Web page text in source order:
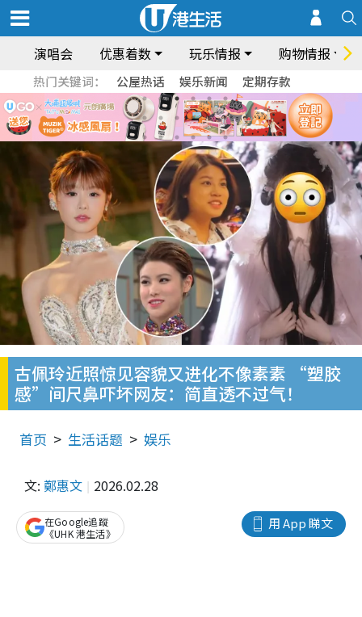
演唱会 优惠着数 玩乐情报 购物情报
热门关键词： 公屋热话 娱乐新闻 定期存款
古佩玲近照惊见容貌又进化不像素素 “塑胶
感”间尺鼻吓坏网友：简直透不过气！
首页 生活话题 娱乐
文: 鄭惠文 2026.02.28
用 App 睇文
在Google追蹤
《UHK 港生活》